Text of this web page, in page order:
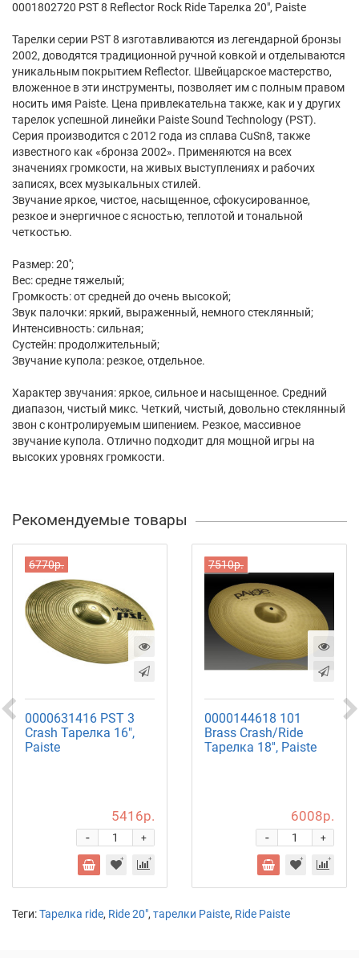
0001802720 PST 8 Reflector Rock Ride Тарелка 20", Paiste
Тарелки серии PST 8 изготавливаются из легендарной бронзы
2002, доводятся традиционной ручной ковкой и отделываются
уникальным покрытием Reflector. Швейцарское мастерство,
вложенное в эти инструменты, позволяет им с полным правом
носить имя Paiste. Цена привлекательна также, как и у других
тарелок успешной линейки Paiste Sound Technology (PST).
Серия производится с 2012 года из сплава CuSn8, также
известного как «бронза 2002». Применяются на всех
значениях громкости, на живых выступлениях и рабочих
записях, всех музыкальных стилей.
Звучание яркое, чистое, насыщенное, сфокусированное,
резкое и энергичное с ясностью, теплотой и тональной
четкостью.
Размер: 20'';
Вес: средне тяжелый;
Громкость: от средней до очень высокой;
Звук палочки: яркий, выраженный, немного стеклянный;
Интенсивность: сильная;
Сустейн: продолжительный;
Звучание купола: резкое, отдельное.
Характер звучания: яркое, сильное и насыщенное. Средний
диапазон, чистый микс. Четкий, чистый, довольно стеклянный
звон с контролируемым шипением. Резкое, массивное
звучание купола. Отлично подходит для мощной игры на
высоких уровнях громкости.
Рекомендуемые товары
6770р.
0000631416 PST 3
Crash Тарелка 16",
Paiste
5416р.
+
-
7510р.
0000144618 101
Brass Crash/Ride
Тарелка 18'', Paiste
6008р.
+
-
Теги:Тарелка ride, Ride 20", тарелки Paiste, Ride Paiste